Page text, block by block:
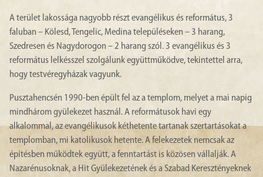
A terület lakossága nagyobb részt evangélikus és református, 3
faluban – Kölesd, Tengelic, Medina településeken – 3 harang,
Szedresen és Nagydorogon – 2 harang szól. 3 evangélikus és 3
református lelkésszel szolgálunk együttműködve, tekintettel arra,
hogy testvéregyházak vagyunk.
Pusztahencsén 1990-ben épült fel az a templom, melyet a mai napig
mindhárom gyülekezet használ. A reformátusok havi egy
alkalommal, az evangélikusok kéthetente tartanak szertartásokat a
templomban, mi katolikusok hetente. A felekezetek nemcsak az
építésben működtek együtt, a fenntartást is közösen vállalják. A
Nazarénusoknak, a Hit Gyülekezetének és a Szabad Keresztényeknek